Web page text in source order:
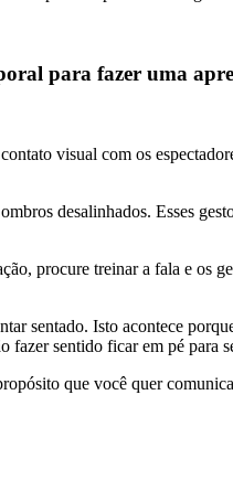
para fazer uma
visual com os
desalinhados. Esses
procure treinar a fala e os
sentado. Isto acontece
fazer sentido ficar em pé para
que você quer